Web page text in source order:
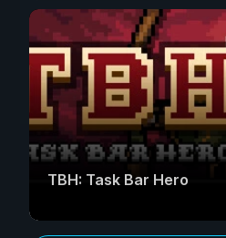
TBH: Task Bar Hero